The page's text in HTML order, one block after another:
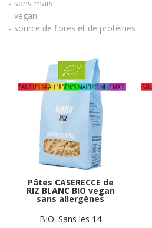
- sans maïs
- vegan
- source de fibres et de protéines
Pâtes CASERECCE de
RIZ BLANC BIO vegan
sans allergènes
Pasta Gustosa : 340
grammes
BIO. Sans les 14